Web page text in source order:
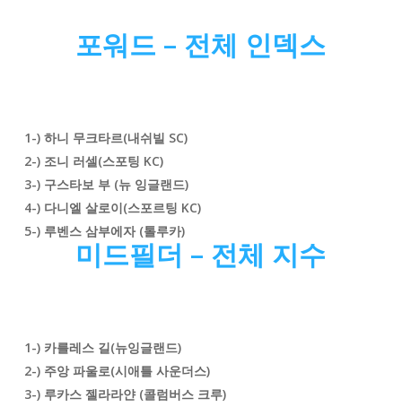
포워드 – 전체 인덱스
1-) 하니 무크타르(내쉬빌 SC)
2-) 조니 러셀(스포팅 KC)
3-) 구스타보 부 (뉴 잉글랜드)
4-) 다니엘 살로이(스포르팅 KC)
5-) 루벤스 삼부에자 (톨루카)
미드필더 – 전체 지수
1-) 카를레스 길(뉴잉글랜드)
2-) 주앙 파울로(시애틀 사운더스)
3-) 루카스 젤라라얀(콜럼버스 크루)